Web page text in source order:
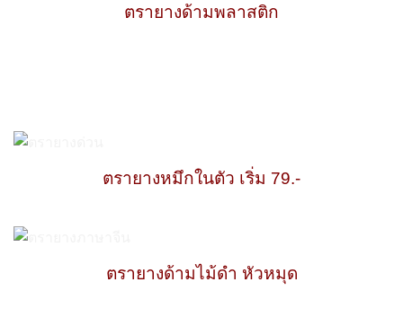
ตรายางด้ามพลาสติก
ตรายางหมึกในตัว เริ่ม 79.-
ตรายางด้ามไม้ดำ หัวหมุด